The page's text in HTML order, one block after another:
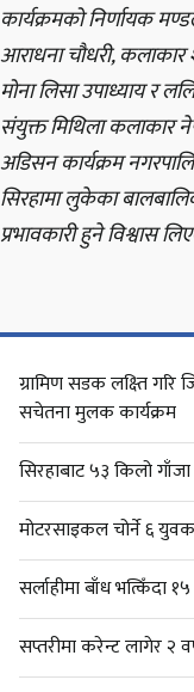
कार्यक्रमको निर्णायक
आराधना चौधरी, कलाकार
मोना लिसा उपाध्याय र
संयुक्त मिथिला कलाकार
अडिसन कार्यक्रम
सिरहामा लुकेका
प्रभावकारी हुने विश्वास
ग्रामिण सडक लक्ष्ति गरि
सचेतना मुलक कार्यक्रम
सिरहाबाट ५३ किलो
मोटरसाइकल चोर्ने ६
सर्लाहीमा बाँध भत्किँदा
सप्तरीमा करेन्ट लागेर २